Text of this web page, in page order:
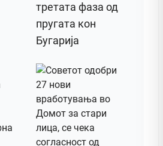
третата фаза од
пругата кон
Бугарија